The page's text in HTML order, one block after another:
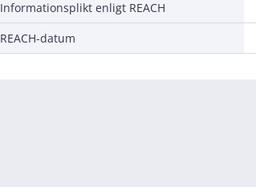
Informationsplikt enligt REACH
REACH-datum